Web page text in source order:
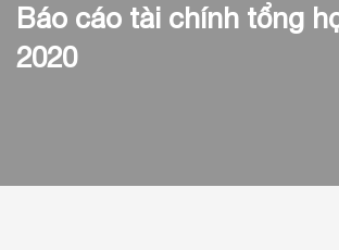
Báo cáo tài chính tổng
2020